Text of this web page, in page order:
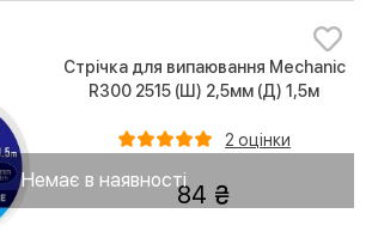
Немає в наявності
Стрічка для випаювання Mechanic
R300 2515 (Ш) 2,5мм (Д) 1,5м
2 оцінки
84